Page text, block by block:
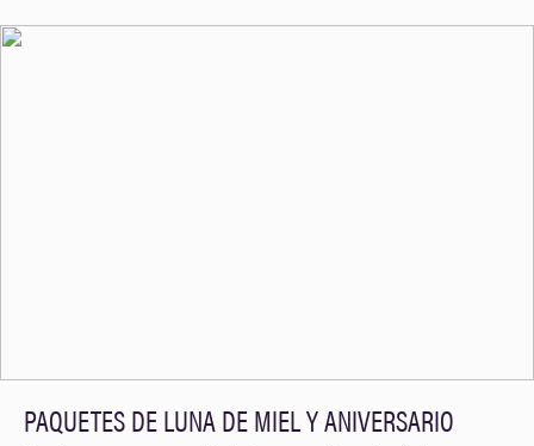
PAQUETES DE LUNA DE MIEL Y ANIVERSARIO